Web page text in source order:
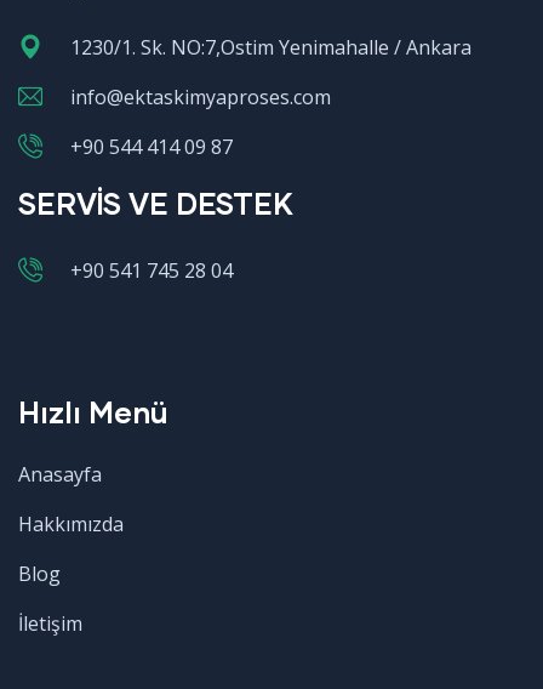
1230/1. Sk. NO:7,Ostim Yenimahalle / Ankara
info@ektaskimyaproses.com
+90 544 414 09 87
SERVİS VE DESTEK
+90 541 745 28 04
Hızlı Menü
Anasayfa
Hakkımızda
Blog
İletişim